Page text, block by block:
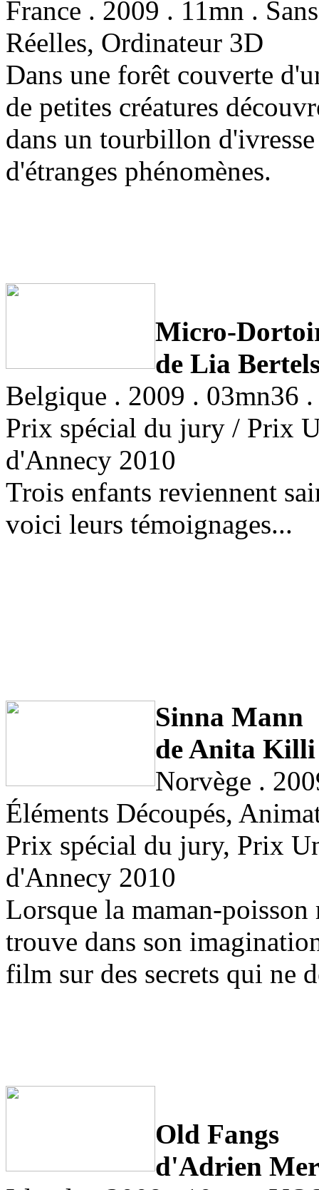
France . 2009 . 11mn .
Réelles, Ordinateur 3D
Dans une forêt couverte
de petites créatures
dans un tourbillon
d'étranges phénomènes.
Micro-
de Lia
Belgique . 2009 . 03mn36
Prix spécial du jury / Prix
d'Annecy 2010
Trois enfants reviennent
voici leurs témoignages...
Sinna Mann
de Anita Killi
Norvège .
Éléments Découpés,
Prix spécial du jury, Prix
d'Annecy 2010
Lorsque la maman-
trouve dans son
film sur des secrets qui ne
Old Fangs
d'Adrien